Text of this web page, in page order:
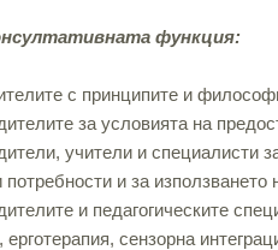
функция:
с принципите и
за условията на
учители и специалисти
и за използването
и педагогическите
ерготерапия, сензорна